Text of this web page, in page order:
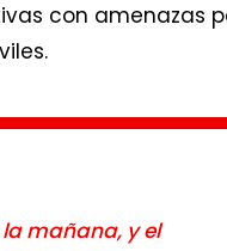
con amenazas
mañana, y el